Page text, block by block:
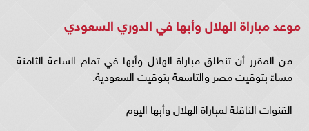
موعد مباراة الهلال وأبها في الدوري السعودي
من المقرر أن تنطلق مباراة الهلال وأبها في تمام الساعة الثامنة
مساءً بتوقيت مصر والتاسعة بتوقيت السعودية.
القنوات الناقلة لمباراة الهلال وأبها اليوم